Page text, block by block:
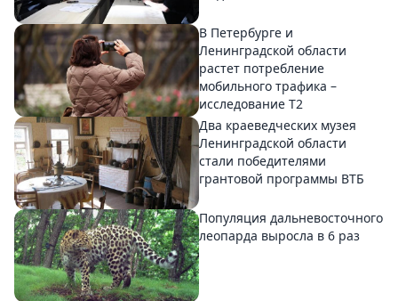
В Петербурге и
Ленинградской области
растет потребление
мобильного трафика –
исследование T2
Два краеведческих музея
Ленинградской области
стали победителями
грантовой программы ВТБ
Популяция дальневосточного
леопарда выросла в 6 раз